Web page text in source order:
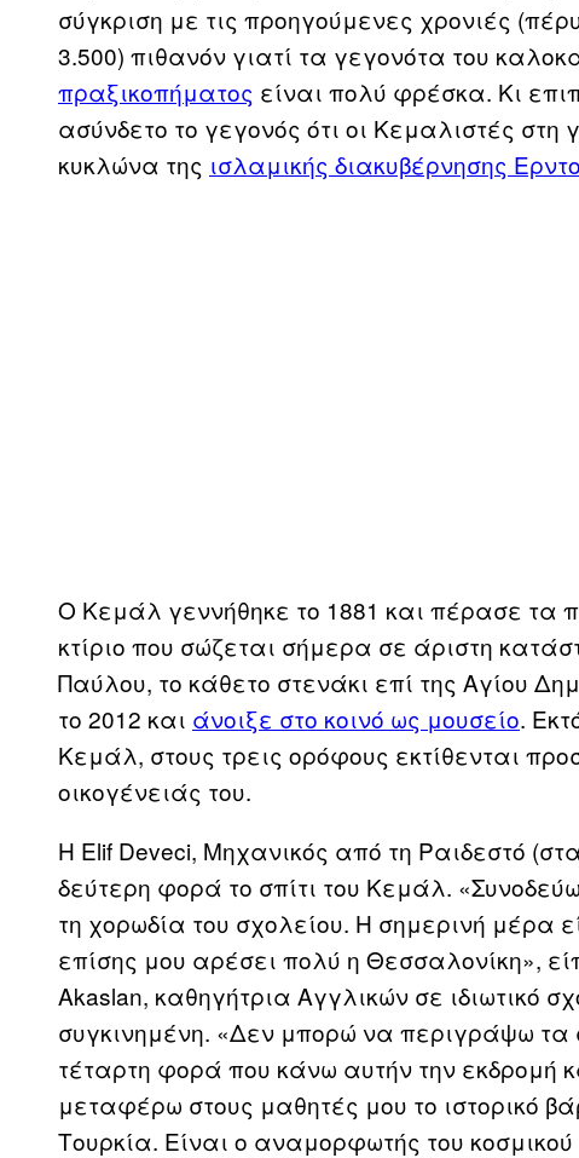
σύγκριση με τις προηγούμενες χρονιές
3.500) πιθανόν γιατί τα γεγονότα του
πραξικοπήματος είναι πολύ φρέσκα. Κι
ασύνδετο το γεγονός ότι οι Κεμαλιστές στη
κυκλώνα της ισλαμικής διακυβέρνησης
Ο Κεμάλ γεννήθηκε το 1881 και πέρασε τα
κτίριο που σώζεται σήμερα σε άριστη
Παύλου, το κάθετο στενάκι επί της Αγίου
το 2012 και άνοιξε στο κοινό ως μουσείο.
Κεμάλ, στους τρεις ορόφους εκτίθενται
οικογένειάς του.
Η Elif Deveci, Μηχανικός από τη Ραιδεστό
δεύτερη φορά το σπίτι του Κεμάλ.
τη χορωδία του σχολείου. Η σημερινή μέρα
επίσης μου αρέσει πολύ η Θεσσαλονίκη»,
Akaslan, καθηγήτρια Αγγλικών σε ιδιωτικό
συγκινημένη. «Δεν μπορώ να περιγράψω τα
τέταρτη φορά που κάνω αυτήν την
μεταφέρω στους μαθητές μου το ιστορικό
Τουρκία. Είναι ο αναμορφωτής του